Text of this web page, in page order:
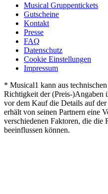
Musical Gruppentickets
Gutscheine
Kontakt
Presse
FAQ
Datenschutz
Cookie Einstellungen
Impressum
* Musical1 kann aus
Richtigkeit der (Preis-)Angaben
vor dem Kauf die Details auf
erhält von seinen Partnern eine
verschiedenen Faktoren, die die
beeinflussen können.